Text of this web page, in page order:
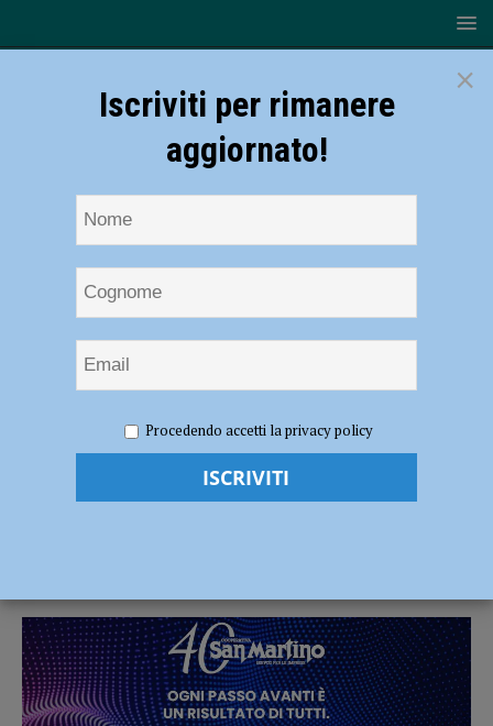
baluardo della seconda linea della Pallavolo Sangiorgio
Laura Tacchini sarà il baluardo della
×
Iscriviti per rimanere
aggiornato!
Procedendo accetti la privacy policy